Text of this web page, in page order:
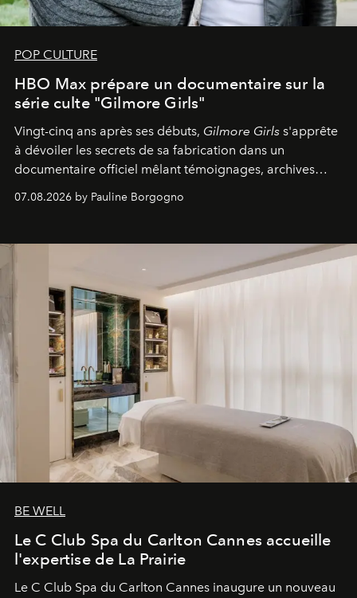
POP CULTURE
HBO Max prépare un documentaire sur la
série culte "Gilmore Girls"
Vingt-cinq ans après ses débuts, Gilmore Girls s'apprête
à dévoiler les secrets de sa fabrication dans un
documentaire officiel mêlant témoignages, archives
inédites et plongée dans les coulisses d'un phénomène
générationnel.
07.08.2026 by Pauline Borgogno
BE WELL
Le C Club Spa du Carlton Cannes accueille
l'expertise de La Prairie
Le C Club Spa du Carlton Cannes inaugure un nouveau